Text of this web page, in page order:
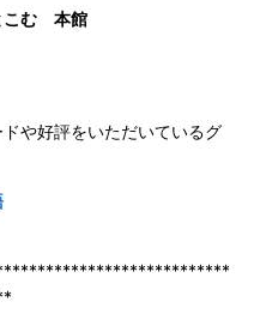
こむ 本館
や好評をいただいているグ